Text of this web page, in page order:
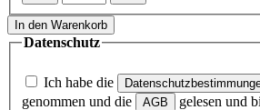
In den Warenkorb
Datenschutz
Ich habe die
genommen und die
AGB
gelesen und